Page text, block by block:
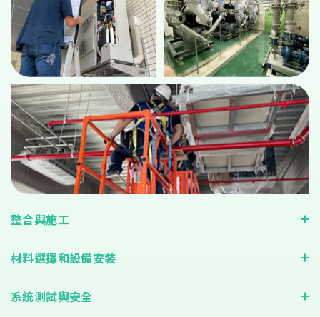
整合與施工
材料選擇和設備安裝
系統測試與安全